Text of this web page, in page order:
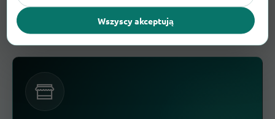
Wszyscy akceptują